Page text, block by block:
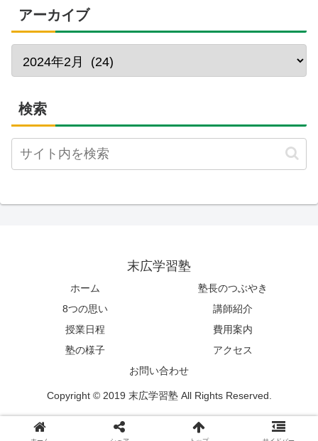
アーカイブ
検索
末広学習塾
ホーム
塾長のつぶやき
8つの思い
講師紹介
授業日程
費用案内
塾の様子
アクセス
お問い合わせ
Copyright © 2019 末広学習塾 All Rights Reserved.